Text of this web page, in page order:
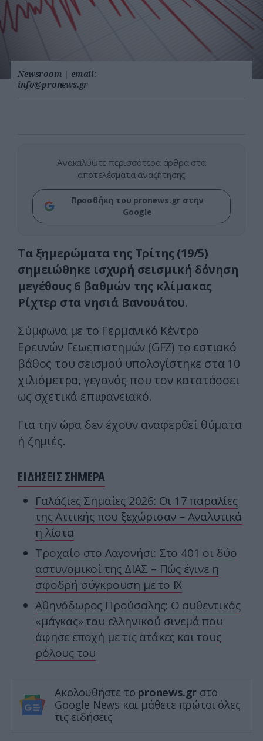
Newsroom | email:
info@pronews.gr
Ανακαλύψτε περισσότερα άρθρα στα
αποτελέσματα αναζήτησης
Προσθήκη του pronews.gr στην
Google
Τα ξημερώματα της Τρίτης (19/5)
σημειώθηκε ισχυρή σεισμική δόνηση
μεγέθους 6 βαθμών της κλίμακας
Ρίχτερ στα νησιά Βανουάτου.
Σύμφωνα με το Γερμανικό Κέντρο
Ερευνών Γεωεπιστημών (GFZ) το εστιακό
βάθος του σεισμού υπολογίστηκε στα 10
χιλιόμετρα, γεγονός που τον κατατάσσει
ως σχετικά επιφανειακό.
Για την ώρα δεν έχουν αναφερθεί θύματα
ή ζημιές.
ΕΙΔΗΣΕΙΣ ΣΗΜΕΡΑ
Γαλάζιες Σημαίες 2026: Οι 17 παραλίες
της Αττικής που ξεχώρισαν – Αναλυτικά
η λίστα
Τροχαίο στο Λαγονήσι: Στο 401 οι δύο
αστυνομικοί της ΔΙΑΣ – Πώς έγινε η
σφοδρή σύγκρουση με το ΙΧ
Αθηνόδωρος Προύσαλης: Ο αυθεντικός
«μάγκας» του ελληνικού σινεμά που
άφησε εποχή με τις ατάκες και τους
ρόλους του
Ακολουθήστε το pronews.gr στο
Google News και μάθετε πρώτοι όλες
τις ειδήσεις